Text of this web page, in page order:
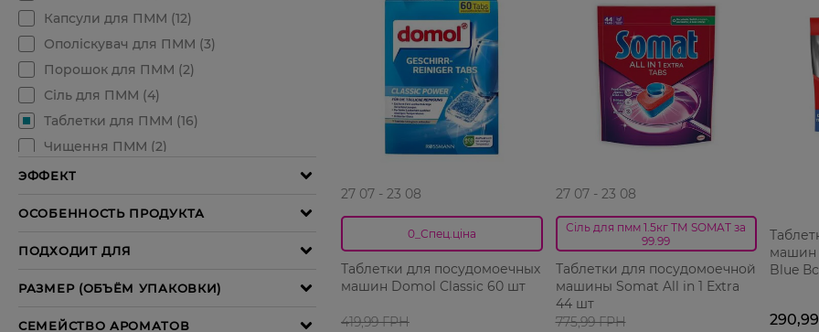
27 07 - 23 08
0_Спец.ціна
Таблетки для посудомоечных
машин Domol Classic 60 шт
419,99 ГРН
27 07 - 23 08
Сіль для пмм 1.5кг ТМ SOMAT за
99.99
Таблетки для посудомоечной
машины Somat All in 1 Extra
44 шт
775,99 ГРН
машин
Blue